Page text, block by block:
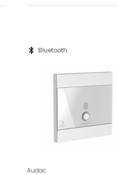
bluetooth Bluetooth
Audac